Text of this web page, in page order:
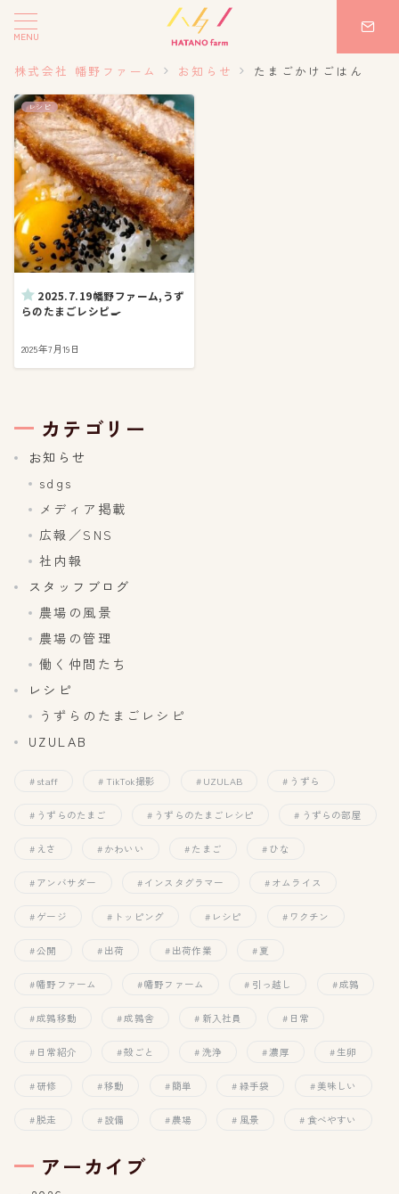
MENU
株式会社 幡野ファーム お知らせ たまごかけごはん
レシピ
2025.7.19幡野ファーム,うず
らのたまごレシピ🍳
2025年7月19日
カテゴリー
お知らせ
sdgs
メディア掲載
広報／SNS
社内報
スタッフブログ
農場の風景
農場の管理
働く仲間たち
レシピ
うずらのたまごレシピ
UZULAB
staff TikTok撮影 UZULAB うずら
うずらのたまご うずらのたまごレシピ うずらの部屋
えさ かわいい たまご ひな
アンバサダー インスタグラマー オムライス
ゲージ トッピング レシピ ワクチン
公開 出荷 出荷作業 夏
幡野ファーム 幡野ファーム 引っ越し 成鶉
成鶉移動 成鶉舎 新入社員 日常
日常紹介 殻ごと 洗浄 濃厚 生卵
研修 移動 簡単 緑手袋 美味しい
脱走 設備 農場 風景 食べやすい
アーカイブ